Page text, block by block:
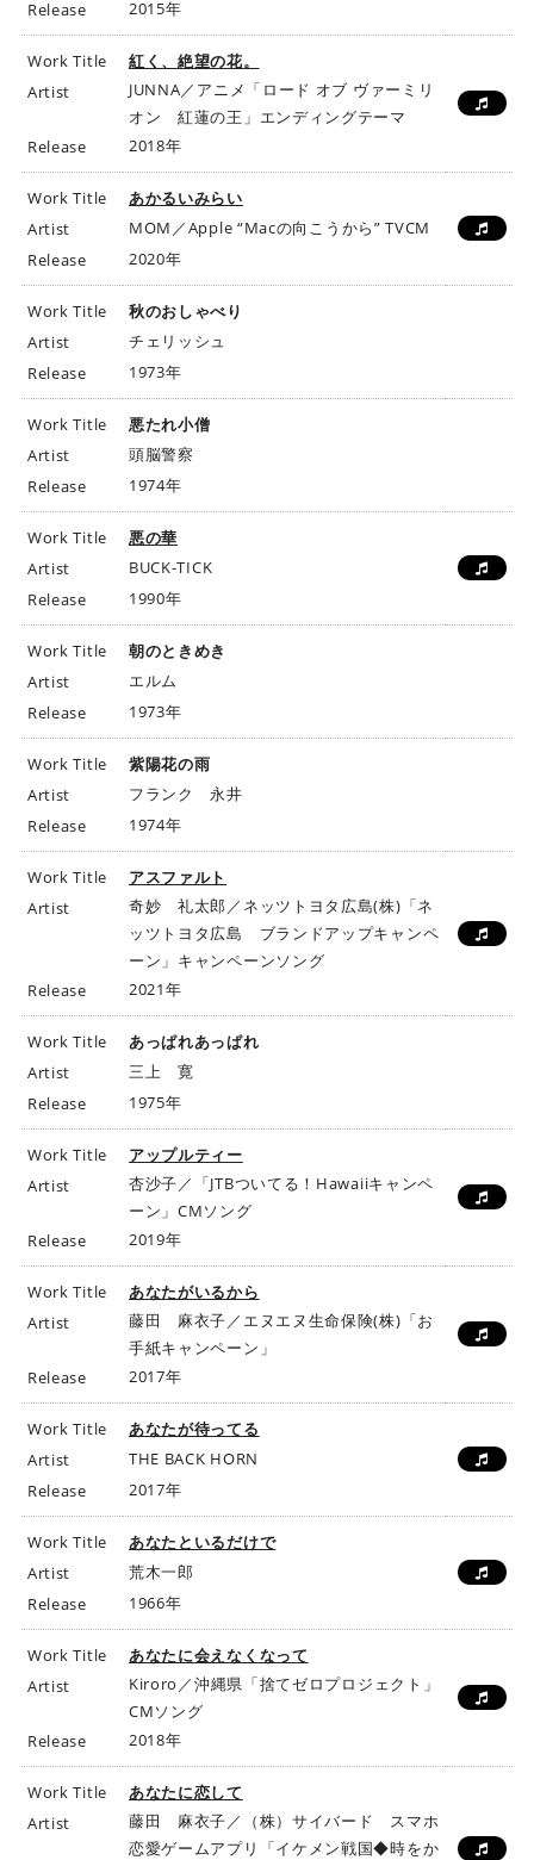
Release 2015年
Work Title
紅く、絶望の花。
Artist
JUNNA／アニメ「ロード オブ ヴァーミリ
オン 紅蓮の王」エンディングテーマ
Release
2018年
Work Title
あかるいみらい
Artist
MOM／Apple “Macの向こうから” TVCM
Release
2020年
Work Title
秋のおしゃべり
Artist
チェリッシュ
Release
1973年
Work Title
悪たれ小僧
Artist
頭脳警察
Release
1974年
Work Title
悪の華
Artist
BUCK-TICK
Release
1990年
Work Title
朝のときめき
Artist
エルム
Release
1973年
Work Title
紫陽花の雨
Artist
フランク 永井
Release
1974年
Work Title
アスファルト
Artist
奇妙 礼太郎／ネッツトヨタ広島(株)「ネ
ッツトヨタ広島 ブランドアップキャンペ
ーン」キャンペーンソング
Release
2021年
Work Title
あっぱれあっぱれ
Artist
三上 寛
Release
1975年
Work Title
アップルティー
Artist
杏沙子／「JTBついてる！Hawaiiキャンペ
ーン」CMソング
Release
2019年
Work Title
あなたがいるから
Artist
藤田 麻衣子／エヌエヌ生命保険(株)「お
手紙キャンペーン」
Release
2017年
Work Title
あなたが待ってる
Artist
THE BACK HORN
Release
2017年
Work Title
あなたといるだけで
Artist
荒木一郎
Release
1966年
Work Title
あなたに会えなくなって
Artist
Kiroro／沖縄県「捨てゼロプロジェクト」
CMソング
Release
2018年
Work Title
あなたに恋して
Artist
藤田 麻衣子／（株）サイバード スマホ
恋愛ゲームアプリ「イケメン戦国◆時をか